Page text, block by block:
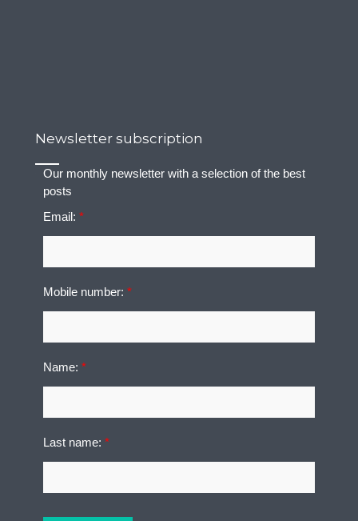
Newsletter subscription
Our monthly newsletter with a selection of the best
posts
Email:*
Mobile number:*
Name:*
Last name:*